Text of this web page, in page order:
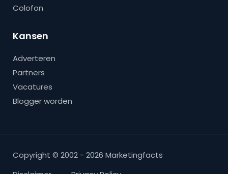
Colofon
Kansen
Adverteren
Partners
Vacatures
Blogger worden
Copyright © 2002 - 2026 Marketingfacts